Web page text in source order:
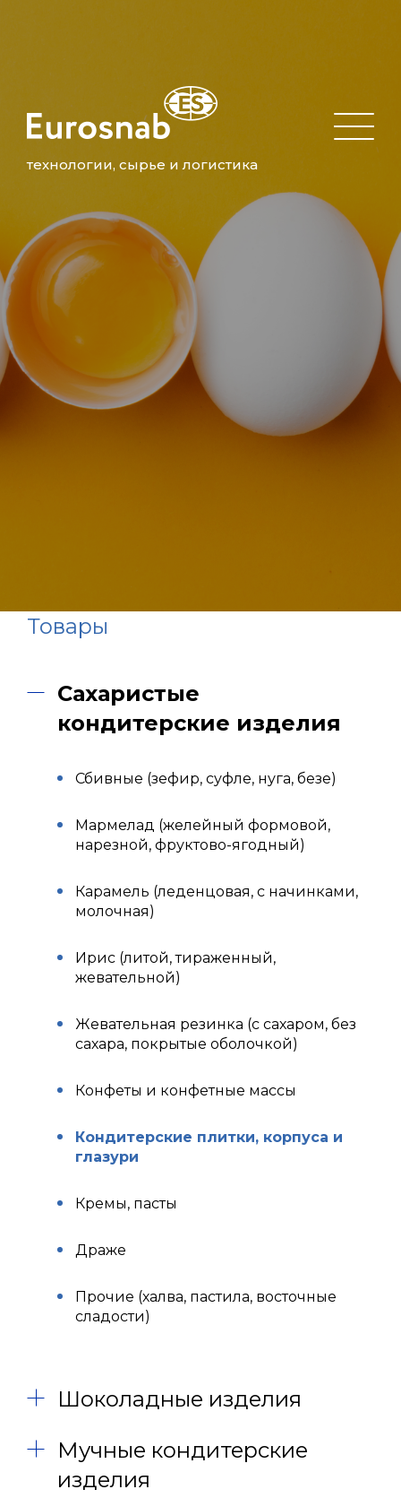
технологии, сырье и логистика
Товары
Сахаристые
кондитерские изделия
Сбивные (зефир, суфле, нуга, безе)
Мармелад (желейный формовой,
нарезной, фруктово-ягодный)
Карамель (леденцовая, с начинками,
молочная)
Ирис (литой, тираженный,
жевательной)
Жевательная резинка (с сахаром, без
сахара, покрытые оболочкой)
Конфеты и конфетные массы
Кондитерские плитки, корпуса и
глазури
Кремы, пасты
Драже
Прочие (халва, пастила, восточные
сладости)
Шоколадные изделия
Мучные кондитерские
изделия